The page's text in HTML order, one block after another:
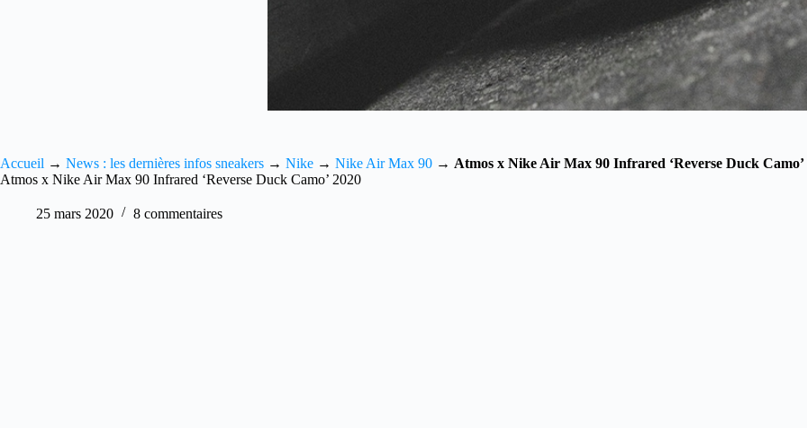
Accueil → News : les dernières infos sneakers → Nike → Nike Air Max 90 → Atmos x Nike Air Max 90 Infrared ‘Reverse Duck Camo’
Atmos x Nike Air Max 90 Infrared ‘Reverse Duck Camo’ 2020
25 mars 2020 8 commentaires